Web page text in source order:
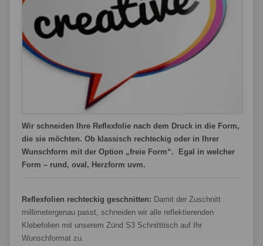
Wir schneiden Ihre Reflexfolie nach dem Druck in die Form,
die sie möchten. Ob klassisch rechteckig oder in Ihrer
Wunschform mit der Option „freie Form“. Egal in welcher
Form – rund, oval, Herzform uvm.
Reflexfolien rechteckig geschnitten: Damit der Zuschnitt
millimetergenau passt, schneiden wir alle reflektierenden
Klebefolien mit unserem Zünd S3 Schnitttisch auf Ihr
Wunschformat zu.